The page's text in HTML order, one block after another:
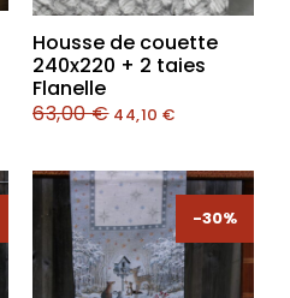
Housse de couette
240x220 + 2 taies
Flanelle
63,00€ 44,10 €
-30%